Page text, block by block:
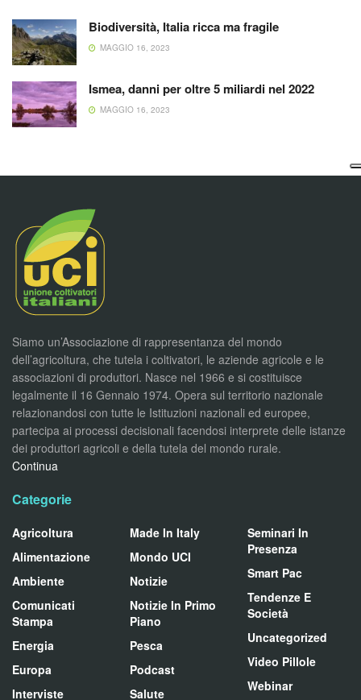
Biodiversità, Italia ricca ma fragile
MAGGIO 16, 2023
Ismea, danni per oltre 5 miliardi nel 2022
MAGGIO 16, 2023
Siamo un’Associazione di rappresentanza del mondo
dell’agricoltura, che tutela i coltivatori, le aziende agricole e le
associazioni di produttori. Nasce nel 1966 e si costituisce
legalmente il 16 Gennaio 1974. Opera sul territorio nazionale
relazionandosi con tutte le Istituzioni nazionali ed europee,
partecipa ai processi decisionali facendosi interprete delle istanze
dei produttori agricoli e della tutela del mondo rurale.
Continua
Categorie
Agricoltura
Alimentazione
Ambiente
Comunicati
Stampa
Energia
Europa
Interviste
Made In Italy
Mondo UCI
Notizie
Notizie In Primo
Piano
Pesca
Podcast
Salute
Seminari In
Presenza
Smart Pac
Tendenze E
Società
Uncategorized
Video Pillole
Webinar